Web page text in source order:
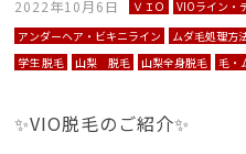
2022年10月6日 ＶＩＯ
VIOライン・
アンダーヘア・ビキニライン
ムダ毛処理方
学生 脱毛
山梨 脱毛 山梨全身脱毛 毛・
✨VIO脱毛のご紹介✨